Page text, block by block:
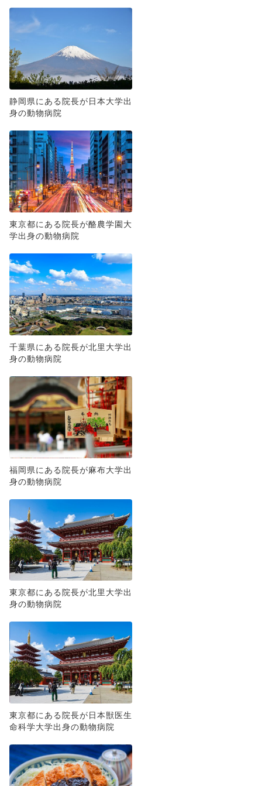
静岡県にある院長が日本大学出
身の動物病院
東京都にある院長が酪農学園大
学出身の動物病院
千葉県にある院長が北里大学出
身の動物病院
福岡県にある院長が麻布大学出
身の動物病院
東京都にある院長が北里大学出
身の動物病院
東京都にある院長が日本獣医生
命科学大学出身の動物病院